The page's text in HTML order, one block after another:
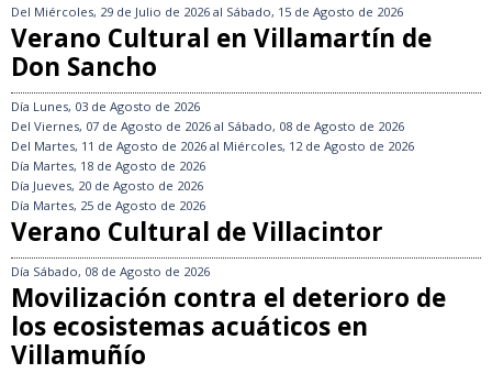
Del Miércoles, 29 de Julio de 2026 al Sábado, 15 de Agosto de 2026
Verano Cultural en Villamartín de
Don Sancho
Día Lunes, 03 de Agosto de 2026
Del Viernes, 07 de Agosto de 2026 al Sábado, 08 de Agosto de 2026
Del Martes, 11 de Agosto de 2026 al Miércoles, 12 de Agosto de 2026
Día Martes, 18 de Agosto de 2026
Día Jueves, 20 de Agosto de 2026
Día Martes, 25 de Agosto de 2026
Verano Cultural de Villacintor
Día Sábado, 08 de Agosto de 2026
Movilización contra el deterioro de
los ecosistemas acuáticos en
Villamuñío